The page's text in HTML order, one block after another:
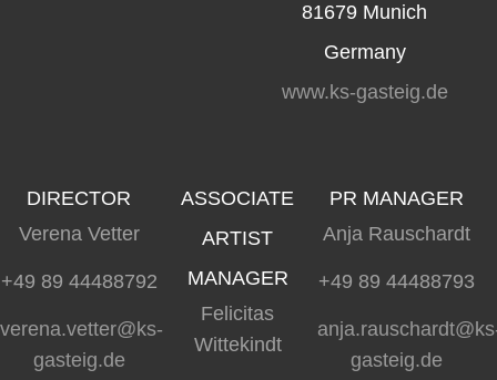
81679 Munich
Germany
www.ks-gasteig.de
DIRECTOR
Verena Vetter
+49 89 44488792
verena.vetter@ks-
gasteig.de
ASSOCIATE
ARTIST
MANAGER
Felicitas
Wittekindt
PR MANAGER
Anja Rauschardt
+49 89 44488793
gasteig.de